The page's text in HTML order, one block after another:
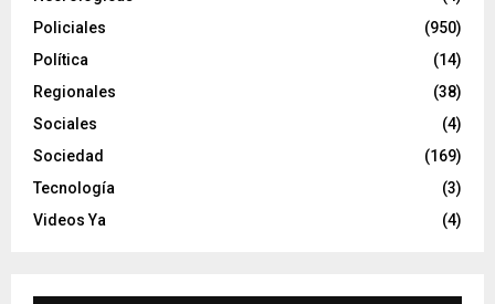
Policiales
(950)
Política
(14)
Regionales
(38)
Sociales
(4)
Sociedad
(169)
Tecnología
(3)
Videos Ya
(4)